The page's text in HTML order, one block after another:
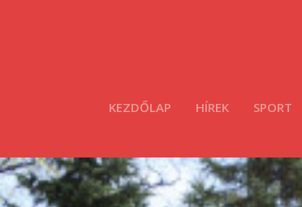
KEZDŐLAP HÍREK SPORT